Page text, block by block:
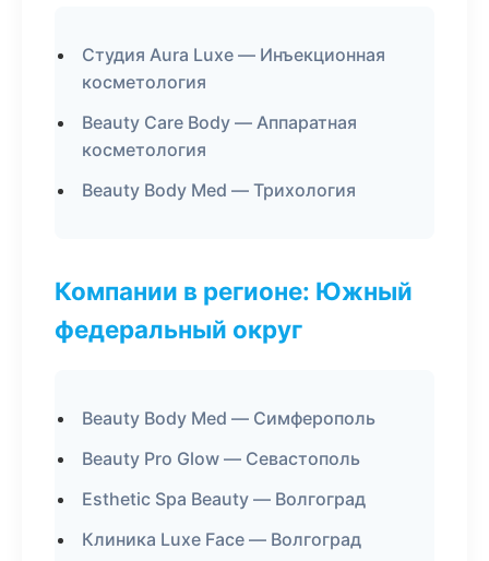
Студия Aura Luxe — Инъекционная
косметология
Beauty Care Body — Аппаратная
косметология
Beauty Body Med — Трихология
Компании в регионе: Южный
федеральный округ
Beauty Body Med — Симферополь
Beauty Pro Glow — Севастополь
Esthetic Spa Beauty — Волгоград
Клиника Luxe Face — Волгоград